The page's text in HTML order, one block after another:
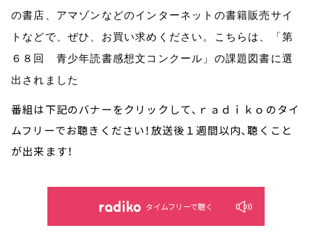
の書店、アマゾンなどのインターネットの書籍販売サイ
トなどで、ぜひ、お買い求めください。こちらは、「第
６８回 青少年読書感想文コンクール」の課題図書に選
出されました
番組は下記のバナーをクリックして、ｒａｄｉｋｏのタイ
ムフリーでお聴きください！放送後１週間以内、聴くこと
が出来ます！
タイムフリーで聴く